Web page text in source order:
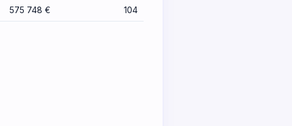
575 748 € 104